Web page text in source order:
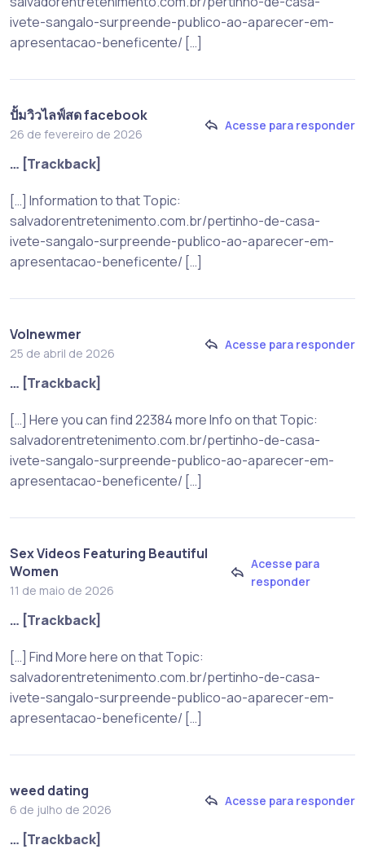
ivete-sangalo-surpreende-publico-ao-aparecer-em-
apresentacao-beneficente/ […]
ปั้มวิวไลฟ์สด facebook
26 de fevereiro de 2026
Acesse para responder
… [Trackback]
[…] Information to that Topic:
salvadorentretenimento.com.br/pertinho-de-casa-
ivete-sangalo-surpreende-publico-ao-aparecer-em-
apresentacao-beneficente/ […]
Volnewmer
25 de abril de 2026
Acesse para responder
… [Trackback]
[…] Here you can find 22384 more Info on that Topic:
salvadorentretenimento.com.br/pertinho-de-casa-
ivete-sangalo-surpreende-publico-ao-aparecer-em-
apresentacao-beneficente/ […]
Sex Videos Featuring Beautiful
Women
11 de maio de 2026
Acesse para
responder
… [Trackback]
[…] Find More here on that Topic:
salvadorentretenimento.com.br/pertinho-de-casa-
ivete-sangalo-surpreende-publico-ao-aparecer-em-
apresentacao-beneficente/ […]
weed dating
6 de julho de 2026
Acesse para responder
… [Trackback]